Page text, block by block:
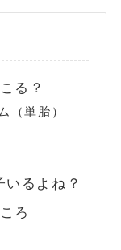
る？
（単胎）
いるよね？
ろ